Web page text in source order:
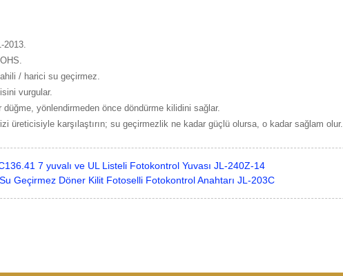
2013.
/ harici su geçirmez.
vurgular.
yönlendirmeden önce döndürme kilidini sağlar.
üreticisiyle karşılaştırın; su geçirmezlik ne kadar güçlü olursa, o kadar sağlam olur.
7 yuvalı ve UL Listeli Fotokontrol Yuvası JL-240Z-14
Geçirmez Döner Kilit Fotoselli Fotokontrol Anahtarı JL-203C